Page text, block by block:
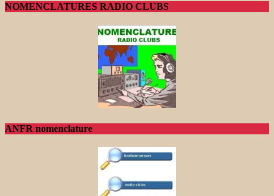
NOMENCLATURES RADIO CLUBS
ANFR nomenclature